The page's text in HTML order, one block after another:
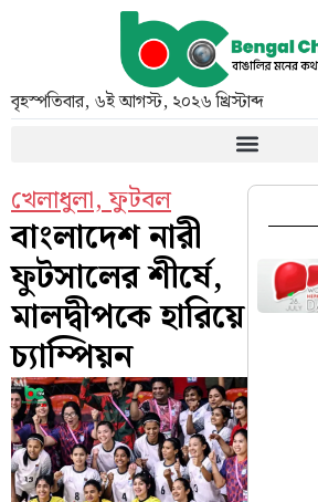
বৃহস্পতিবার, ৬ই আগস্ট, ২০২৬ খ্রিস্টাব্দ
খেলাধুলা,ফুটবল
বাংলাদেশ নারী
ফুটসালের শীর্ষে,
মালদ্বীপকে হারিয়ে
চ্যাম্পিয়ন